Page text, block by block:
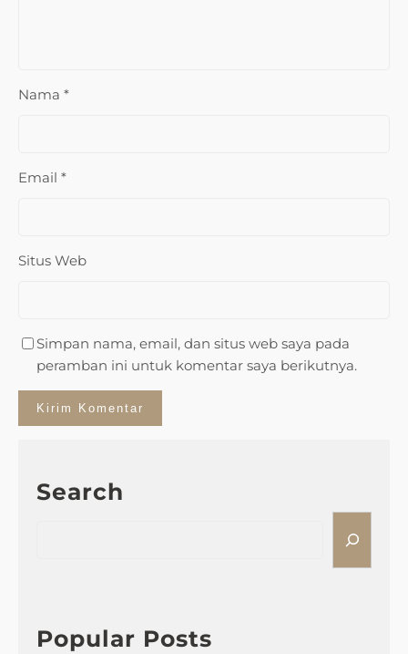
Nama *
Email *
Situs Web
Simpan nama, email, dan situs web saya pada
peramban ini untuk komentar saya berikutnya.
Search
h
Popular Posts